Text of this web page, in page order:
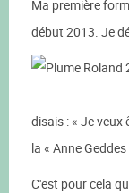
Ma première
début 2013. Je
disais : « Je veux
la « Anne
C'est pour cela